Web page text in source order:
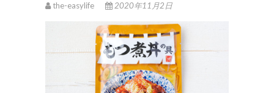
the-easylife 2020年11月2日